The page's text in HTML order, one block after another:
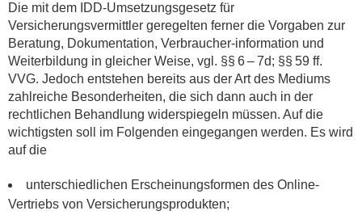
Die mit dem IDD-Umsetzungsgesetz für
Versicherungsvermittler geregelten ferner die Vorgaben zur
Beratung, Dokumentation, Verbraucher-information und
Weiterbildung in gleicher Weise, vgl. §§ 6 – 7d; §§ 59 ff.
VVG. Jedoch entstehen bereits aus der Art des Mediums
zahlreiche Besonderheiten, die sich dann auch in der
rechtlichen Behandlung widerspiegeln müssen. Auf die
wichtigsten soll im Folgenden eingegangen werden. Es wird
auf die
unterschiedlichen Erscheinungsformen des Online-
Vertriebs von Versicherungsprodukten;